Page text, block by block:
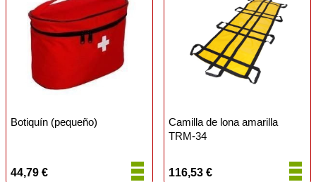
Botiquín (pequeño)
44,79 €
Camilla de lona amarilla
TRM-34
116,53 €